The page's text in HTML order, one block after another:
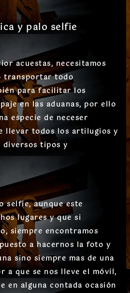
y palo selfie
acuestas, necesitamos
transportar todo
para facilitar los
en las aduanas, por ello
especie de neceser
llevar todos los artilugios y
diversos tipos y
selfie, aunque este
lugares y que si
siempre encontramos
a hacernos la foto y
sino siempre mas de una
a que se nos lleve el móvil,
en alguna contada ocasión